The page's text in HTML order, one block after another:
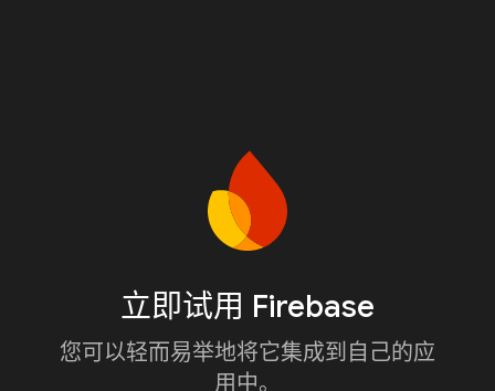
立即试用 Firebase
您可以轻而易举地将它集成到自己的应
用中。